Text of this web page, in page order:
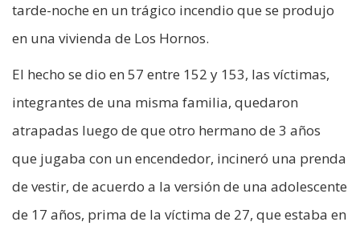
tarde-noche en un trágico incendio que se produjo
en una vivienda de Los Hornos.
El hecho se dio en 57 entre 152 y 153, las víctimas,
integrantes de una misma familia, quedaron
atrapadas luego de que otro hermano de 3 años
que jugaba con un encendedor, incineró una prenda
de vestir, de acuerdo a la versión de una adolescente
de 17 años, prima de la víctima de 27, que estaba en